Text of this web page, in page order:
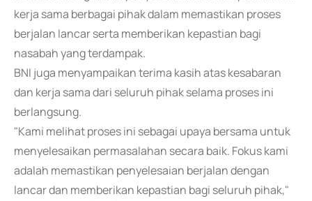
kerja sama berbagai pihak dalam memastikan proses
berjalan lancar serta memberikan kepastian bagi
nasabah yang terdampak.
BNI juga menyampaikan terima kasih atas kesabaran
dan kerja sama dari seluruh pihak selama proses ini
berlangsung.
"Kami melihat proses ini sebagai upaya bersama untuk
menyelesaikan permasalahan secara baik. Fokus kami
adalah memastikan penyelesaian berjalan dengan
lancar dan memberikan kepastian bagi seluruh pihak,"